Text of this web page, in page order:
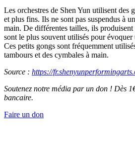
Les orchestres de Shen Yun utilisent des
et plus fins. Ils ne sont pas suspendus à
main. De différentes tailles, ils produisent
sont le plus souvent utilisés pour évoquer
Ces petits gongs sont fréquemment
tambours et des cymbales à main.
Source : https://
Soutenez notre média par un don ! Dès
bancaire.
Faire un don